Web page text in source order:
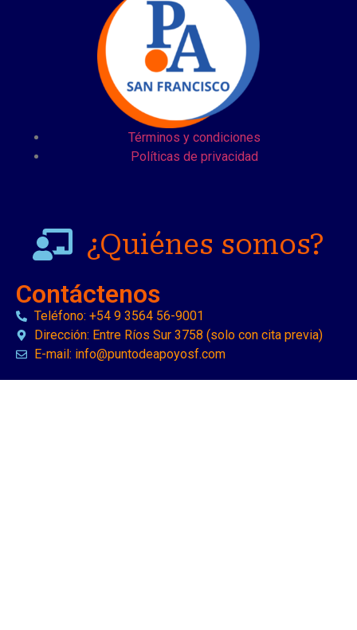
Términos y condiciones
Políticas de privacidad
¿Quiénes somos?
Contáctenos
Teléfono: +54 9 3564 56-9001
Dirección: Entre Ríos Sur 3758 (solo con cita previa)
E-mail: info@puntodeapoyosf.com